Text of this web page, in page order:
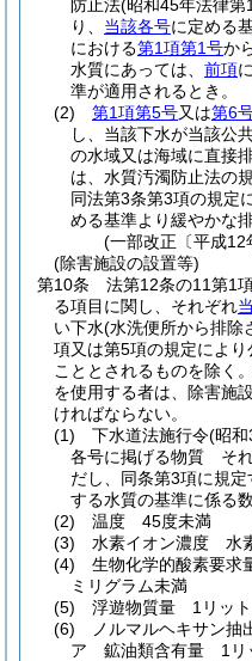
防止法(昭和45年法律第
り、 当該各号に定める
における第1項第1号か
水質にあっては、 前項
準が適用されるとき。
(2)
第1項第5号又は第6
し、当該下水が当該公
の水域又は海域に直接
は、水質汚濁防止法の
同法第3条第3項の規定
める基準より緩やかな
(一部改正〔平成
(除害施設の設置等)
第10条
法第12条の11第1
る項目に関し、それぞれ
い下水(水洗便所から排除
項又は第5項の規定によ
こととされるものを除く
を使用する者は、除害施
ければならない。
(1)
下水道法施行令(昭和
各号に掲げる物質 それ
だし、同条第3項に規
する水質の基準に係る
(2)
温度 45度未満
(3)
水素イオン濃度 水
(4)
生物化学的酸素要
ミリグラム未満
(5)
浮遊物質量 1リット
(6)
ノルマルヘキサン抽
ア
鉱油類含有量 1リ